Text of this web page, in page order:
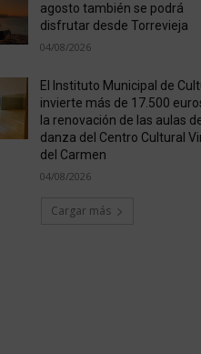
agosto también se podrá
disfrutar desde Torrevieja
04/08/2026
El Instituto Municipal de
invierte más de 17.500
la renovación de las aulas
danza del Centro Cultural
del Carmen
04/08/2026
Cargar más